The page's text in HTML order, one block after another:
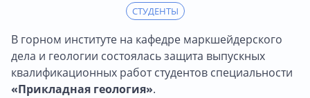
СТУДЕНТЫ
В горном институте на кафедре маркшейдерского
дела и геологии состоялась защита выпускных
квалификационных работ студентов специальности
«Прикладная геология».